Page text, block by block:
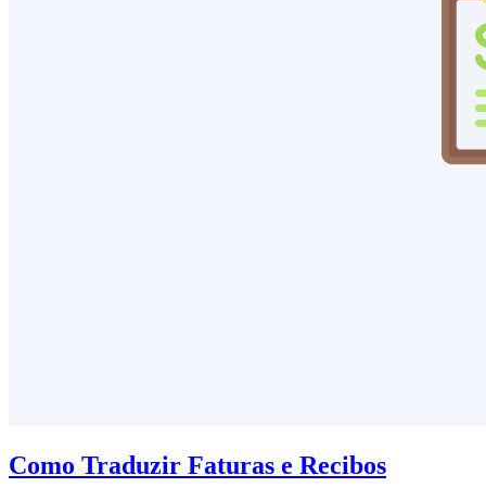
Como Traduzir Faturas e Recibos